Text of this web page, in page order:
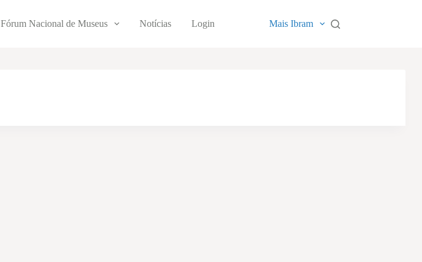
Fórum Nacional de Museus Notícias Login Mais Ibram